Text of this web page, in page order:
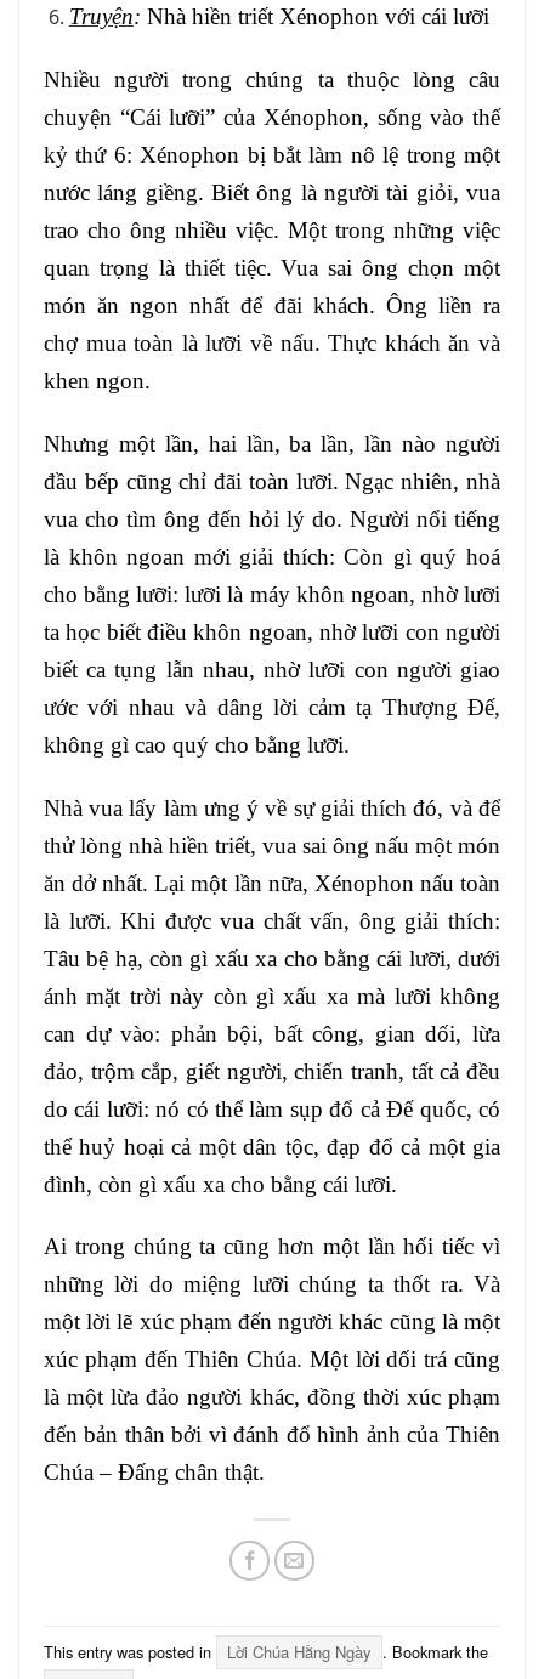
Truyện: Nhà hiền triết Xénophon với cái lưỡi
Nhiều người trong chúng ta thuộc lòng câu
chuyện “Cái lưỡi” của Xénophon, sống vào thế
kỷ thứ 6: Xénophon bị bắt làm nô lệ trong một
nước láng giềng. Biết ông là người tài giỏi, vua
trao cho ông nhiều việc. Một trong những việc
quan trọng là thiết tiệc. Vua sai ông chọn một
món ăn ngon nhất để đãi khách. Ông liền ra
chợ mua toàn là lưỡi về nấu. Thực khách ăn và
khen ngon.
Nhưng một lần, hai lần, ba lần, lần nào người
đầu bếp cũng chỉ đãi toàn lưỡi. Ngạc nhiên, nhà
vua cho tìm ông đến hỏi lý do. Người nổi tiếng
là khôn ngoan mới giải thích: Còn gì quý hoá
cho bằng lưỡi: lưỡi là máy khôn ngoan, nhờ lưỡi
ta học biết điều khôn ngoan, nhờ lưỡi con người
biết ca tụng lẫn nhau, nhờ lưỡi con người giao
ước với nhau và dâng lời cảm tạ Thượng Đế,
không gì cao quý cho bằng lưỡi.
Nhà vua lấy làm ưng ý về sự giải thích đó, và để
thử lòng nhà hiền triết, vua sai ông nấu một món
ăn dở nhất. Lại một lần nữa, Xénophon nấu toàn
là lưỡi. Khi được vua chất vấn, ông giải thích:
Tâu bệ hạ, còn gì xấu xa cho bằng cái lưỡi, dưới
ánh mặt trời này còn gì xấu xa mà lưỡi không
can dự vào: phản bội, bất công, gian dối, lừa
đảo, trộm cắp, giết người, chiến tranh, tất cả đều
do cái lưỡi: nó có thể làm sụp đổ cả Đế quốc, có
thể huỷ hoại cả một dân tộc, đạp đổ cả một gia
đình, còn gì xấu xa cho bằng cái lưỡi.
Ai trong chúng ta cũng hơn một lần hối tiếc vì
những lời do miệng lưỡi chúng ta thốt ra. Và
một lời lẽ xúc phạm đến người khác cũng là một
xúc phạm đến Thiên Chúa. Một lời dối trá cũng
là một lừa đảo người khác, đồng thời xúc phạm
đến bản thân bởi vì đánh đổ hình ảnh của Thiên
Chúa – Đấng chân thật.
This entry was posted in Lời Chúa Hằng Ngày . Bookmark the